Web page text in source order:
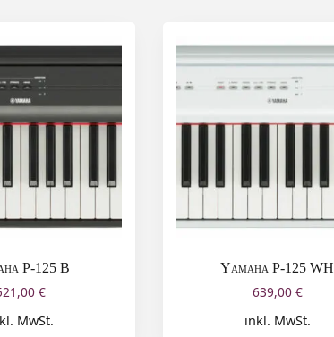
P-125 B
€
MwSt.
Yamaha P-125 WH
639,00 €
inkl. MwSt.